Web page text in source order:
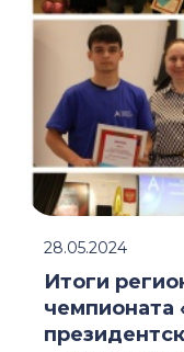
Итоги
чемпионата
28.05.2024